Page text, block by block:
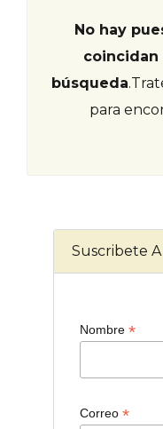
No hay
coincidan
búsqueda.
para
Suscribete
Nombre *
Correo *